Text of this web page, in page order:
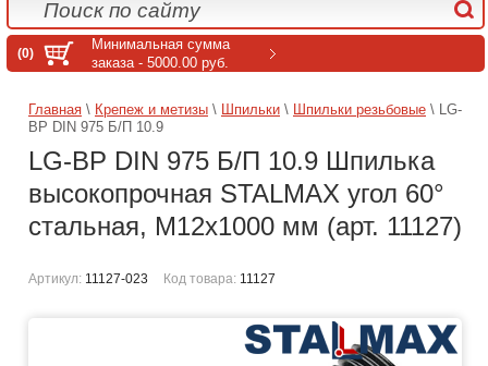
(0)
Минимальная сумма
заказа - 5000.00 руб.
Главная \ Крепеж и метизы \ Шпильки \ Шпильки резьбовые \ LG-
BP DIN 975 Б/П 10.9
LG-BP DIN 975 Б/П 10.9 Шпилька
высокопрочная STALMAX угол 60°
стальная, M12x1000 мм (арт. 11127)
Артикул: 11127-023 Код товара: 11127